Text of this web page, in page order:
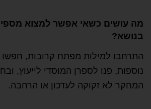
מה עושים כשאי אפשר למצוא
בנושא?
התרחבו למילות מפתח קרובות,
נוספות, פנו לספרן המוסדי לייעוץ,
המחקר לא זקוקה לעדכון או הרחבה.